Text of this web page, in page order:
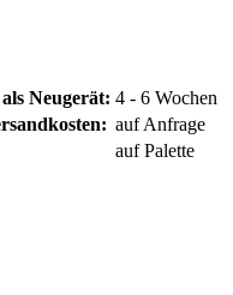
Neugerät: 4 - 6 Wochen
auf Anfrage
auf Palette